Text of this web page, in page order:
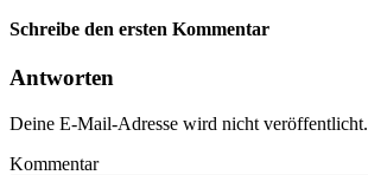
Schreibe den ersten Kommentar
Antworten
Deine E-Mail-Adresse wird nicht veröffentlicht.
Kommentar